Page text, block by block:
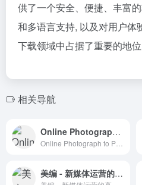
供了一个安全、便捷、丰富
和多语言支持, 以及对用户体
下载领域中占据了重要的地位
相关导航
Online Photograph to Pattern - 在线图片转线稿效果工具
美编 - 新媒体运营的高效助手